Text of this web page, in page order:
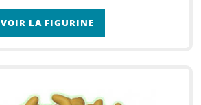
VOIR LA FIGURINE